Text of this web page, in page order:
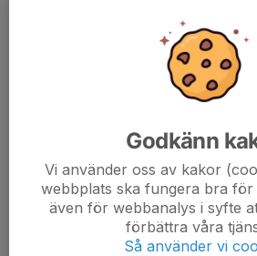
till den kanske mest spännande
Svara hur många ni blir från er familj
Har vi några frivilliga som kan ta
toppen.
Godkänn
Vi använder oss av kakor
webbplats ska fungera bra för
även för webbanalys i syfte
förbättra våra
Så använder vi